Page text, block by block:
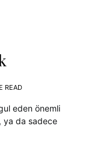
READ
eden önemli
ya da sadece